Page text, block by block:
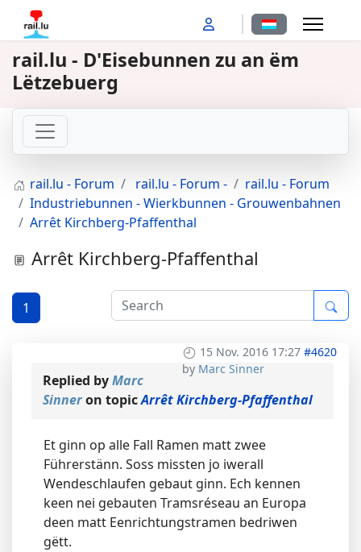
Sprache
rail.lu - D'Eisebunnen zu an ëm
Lëtzebuerg
rail.lu - Forum rail.lu - Forum -
rail.lu - Forum
Industriebunnen - Wierkbunnen - Grouwenbahnen
Arrêt Kirchberg-Pfaffenthal
Arrêt Kirchberg-Pfaffenthal
1
15 Nov. 2016 17:27 #4620
by Marc Sinner
Replied byMarc
Sinneron topicArrêt Kirchberg-Pfaffenthal
Et ginn op alle Fall Ramen matt zwee
Führerstänn. Soss missten jo iwerall
Wendeschlaufen gebaut ginn. Ech kennen
keen nei gebauten Tramsréseau an Europa
deen matt Eenrichtungstramen bedriwen
gëtt.